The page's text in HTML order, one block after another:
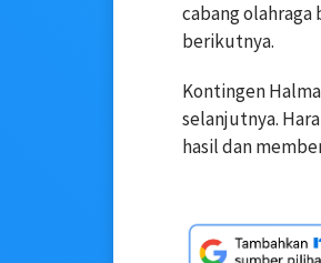
cabang
berikutnya.
Kontingen
selanjutnya.
hasil dan